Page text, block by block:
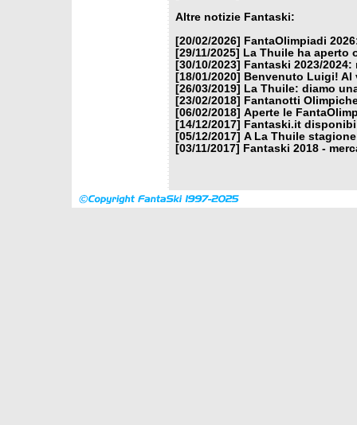
Altre notizie Fantaski:
[20/02/2026]
FantaOlimpiadi
[29/11/2025]
La Thuile ha aperto
[30/10/2023]
Fantaski 2023/
[18/01/2020]
Benvenuto Luigi! Al
[26/03/2019]
La Thuile: diamo
[23/02/2018]
Fantanotti
[06/02/2018] Aperte le
[14/12/2017]
Fantaski.it
[05/12/2017] A La Thuile
[03/11/2017]
Fantaski 2018 -